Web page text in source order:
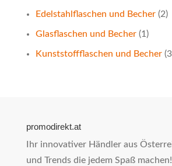
Edelstahlflaschen und Becher (2)
Glasflaschen und Becher (1)
Kunststoffflaschen und Becher
promodirekt.at
Ihr innovativer Händler aus
und Trends die jedem Spaß machen!